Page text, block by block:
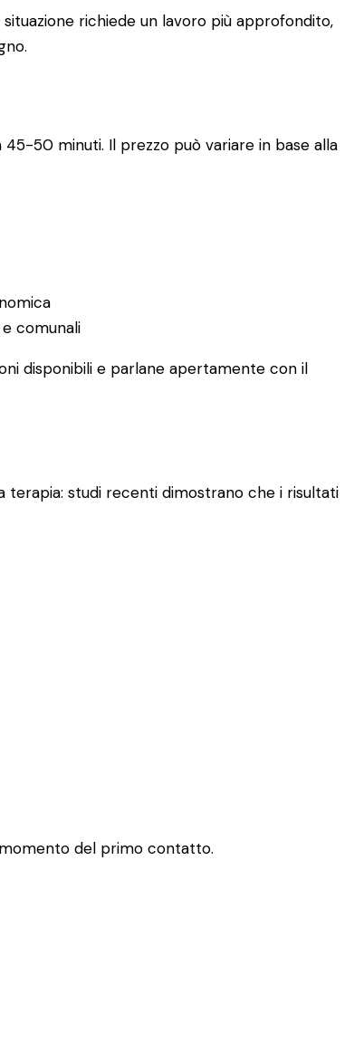
richiede un lavoro più approfondito,
50 minuti. Il prezzo può variare in base alla
comunali
disponibili e parlane apertamente con il
terapia: studi recenti dimostrano che i risultati
del primo contatto.